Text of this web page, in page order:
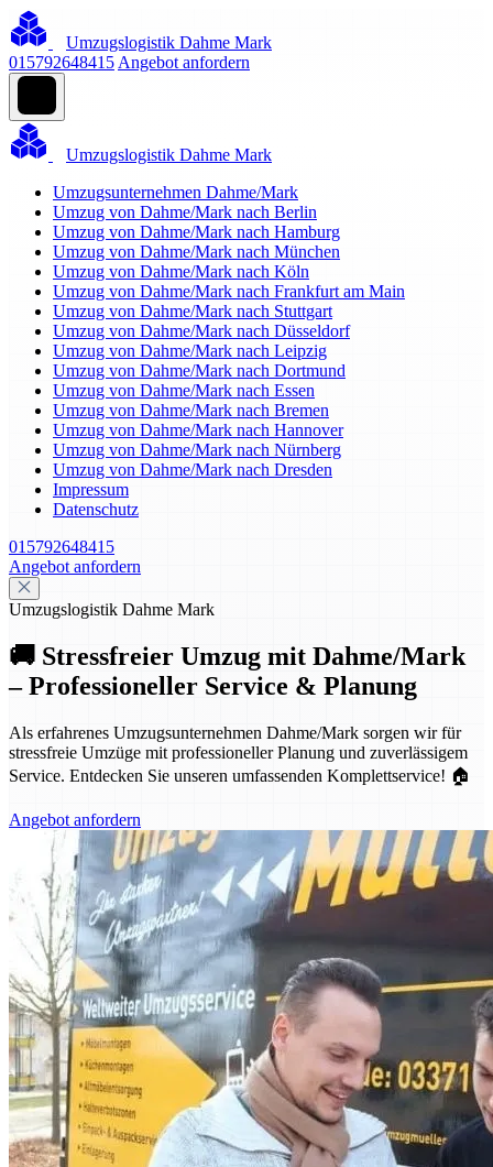
Umzugslogistik Dahme Mark
015792648415 Angebot anfordern
Umzugslogistik Dahme Mark
Umzugsunternehmen Dahme/Mark
Umzug von Dahme/Mark nach Berlin
Umzug von Dahme/Mark nach Hamburg
Umzug von Dahme/Mark nach München
Umzug von Dahme/Mark nach Köln
Umzug von Dahme/Mark nach Frankfurt am Main
Umzug von Dahme/Mark nach Stuttgart
Umzug von Dahme/Mark nach Düsseldorf
Umzug von Dahme/Mark nach Leipzig
Umzug von Dahme/Mark nach Dortmund
Umzug von Dahme/Mark nach Essen
Umzug von Dahme/Mark nach Bremen
Umzug von Dahme/Mark nach Hannover
Umzug von Dahme/Mark nach Nürnberg
Umzug von Dahme/Mark nach Dresden
Impressum
Datenschutz
015792648415
Angebot anfordern
Umzugslogistik Dahme Mark
🚚 Stressfreier Umzug mit Dahme/Mark
– Professioneller Service & Planung
Als erfahrenes Umzugsunternehmen Dahme/Mark sorgen wir für
stressfreie Umzüge mit professioneller Planung und zuverlässigem
Service. Entdecken Sie unseren umfassenden Komplettservice! 🏠
Angebot anfordern